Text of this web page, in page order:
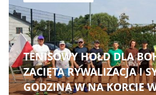
TENISOWY HOŁD DLA
ZACIĘTA RYWALIZACJA I
GODZINA W NA KORCIE